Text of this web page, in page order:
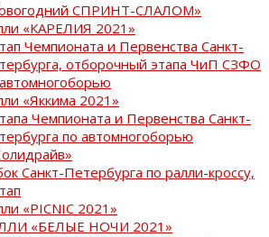
СПРИНТ-СЛАЛОМ»
«КАРЕЛИЯ 2021»
Чемпионата и Первенства Санкт-
отборочный этапа ЧиП СЗФО
«Яккима 2021»
Чемпионата и Первенства Санкт-
по автомногоборью
Санкт-Петербурга по ралли-кроссу,
«PICNIC 2021»
«БЕЛЫЕ НОЧИ 2021»